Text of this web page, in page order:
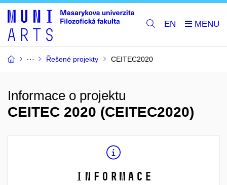
EN
Řešené projekty CEITEC2020
Informace o projektu
CEITEC 2020 (CEITEC2020)
Informace